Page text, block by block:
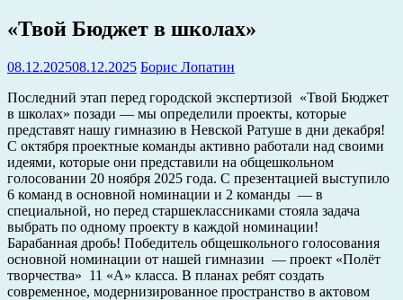
«Твой Бюджет в школах»
08.12.202508.12.2025 Борис Лопатин
Последний этап перед городской экспертизой «Твой Бюджет
в школах» позади — мы определили проекты, которые
представят нашу гимназию в Невской Ратуше в дни декабря!
С октября проектные команды активно работали над своими
идеями, которые они представили на общешкольном
голосовании 20 ноября 2025 года. С презентацией выступило
6 команд в основной номинации и 2 команды — в
специальной, но перед старшеклассниками стояла задача
выбрать по одному проекту в каждой номинации!
Барабанная дробь! Победитель общешкольного голосования
основной номинации от нашей гимназии — проект «Полёт
творчества» 11 «А» класса. В планах ребят создать
современное, модернизированное пространство в актовом